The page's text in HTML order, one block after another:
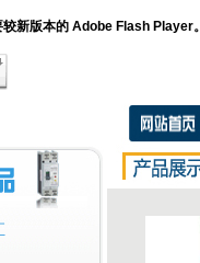
新版本的 Adobe Flash Player。